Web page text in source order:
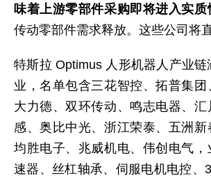
味着上游零部件采购即将进入实质
传动零部件需求释放。这些公司将
特斯拉 Optimus 人形机器人产业链
业，名单包含三花智控、拓普集团
大力德、双环传动、鸣志电器、
感、奥比中光、浙江荣泰、五洲新
均胜电子、兆威机电、伟创电气
速器、丝杠轴承、伺服电机电控、